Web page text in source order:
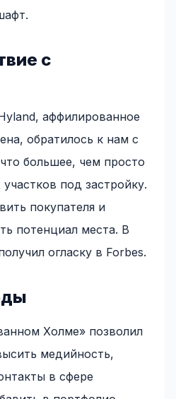
с
аффилированное
обратилось к нам с
большее, чем просто
под застройку.
покупателя и
потенциал места. В
огласку в Forbes.
Холме» позволил
медийность,
в сфере